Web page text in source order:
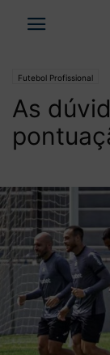
Futebol Profissional
As